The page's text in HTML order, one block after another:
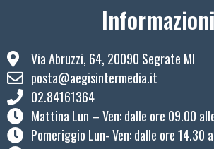
Informazioni
Via Abruzzi, 64, 20090 Segrate MI
posta@aegisintermedia.it
02.84161364
Mattina Lun – Ven: ​dalle ore 09.00
Pomeriggio Lun- Ven: dalle ore 14.30